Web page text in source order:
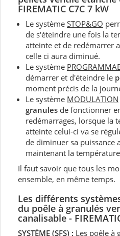
FIREMATIC C7C 7 kW
Le système STOP&GO
de s'éteindre une fois la
atteinte et de redémarrer
celle ci aura diminué.
Le système
démarrer et d'éteindre le
moment précis de la
Le système MODULATION
granules de fonctionner
redémarrages, lorsque la
atteinte celui-ci va se
de diminuer sa puissance
maintenant la
Il faut savoir que tous les
ensemble, en même temps.
Les différents
du poêle à granulés
canalisable -
SYSTÈME (SFS) : Les poêle à